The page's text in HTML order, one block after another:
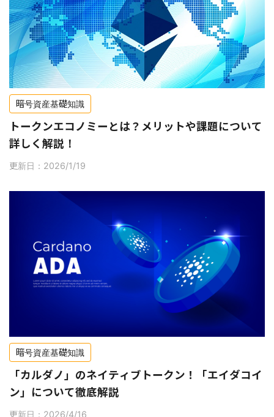
暗号資産基礎知識
トークンエコノミーとは？メリットや課題について
詳しく解説！
更新日：2026/1/19
暗号資産基礎知識
「カルダノ」のネイティブトークン！「エイダコイ
ン」について徹底解説
更新日：2026/4/16